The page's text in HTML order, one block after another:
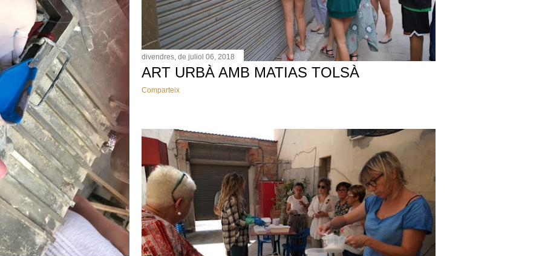
divendres, de juliol 06, 2018
ART URBÀ AMB MATIAS TOLSÀ
Comparteix